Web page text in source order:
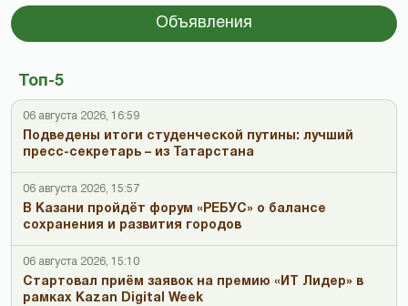
Объявления
Топ-5
06 августа 2026, 16:59
Подведены итоги студенческой путины: лучший
пресс-секретарь – из Татарстана
06 августа 2026, 15:57
В Казани пройдёт форум «РЕБУС» о балансе
сохранения и развития городов
06 августа 2026, 15:10
Стартовал приём заявок на премию «ИТ Лидер» в
рамках Kazan Digital Week